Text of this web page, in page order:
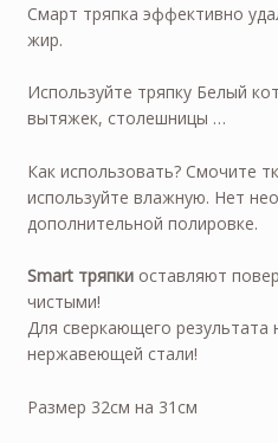
Смарт тряпка эффективно
жир.
Используйте тряпку Белый
вытяжек, столешницы …
Как использовать? Смочите
используйте влажную. Нет
дополнительной полировке.
Smart тряпкиоставляют
чистыми!
Для сверкающего результата
нержавеющей стали!
Размер 32см на 31см